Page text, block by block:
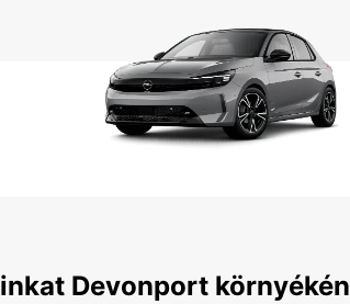
Devonport környékén